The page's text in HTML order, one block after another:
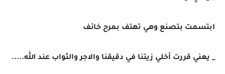
ابتسمت بتصنع وهي تهتف بمرح خائف
_ يعني قررت أخلي زيتنا في دقيقنا والاجر والثواب عند الله.....